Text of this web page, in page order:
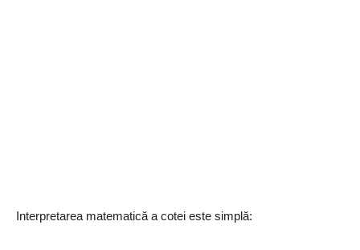
Interpretarea matematică a cotei este simplă: